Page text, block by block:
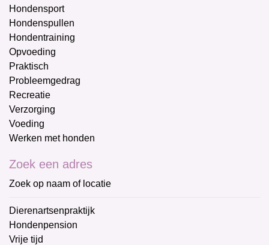
Hondensport
Hondenspullen
Hondentraining
Opvoeding
Praktisch
Probleemgedrag
Recreatie
Verzorging
Voeding
Werken met honden
Zoek een adres
Zoek op naam of locatie
Dierenartsenpraktijk
Hondenpension
Vrije tijd